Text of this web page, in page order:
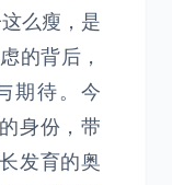
么瘦，是
的背后，
期待。今
身份，带
发育的奥